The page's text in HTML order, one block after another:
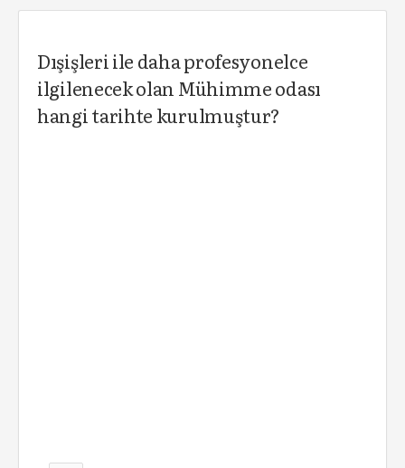
Dışişleri ile daha profesyonelce
ilgilenecek olan Mühimme odası
hangi tarihte kurulmuştur?